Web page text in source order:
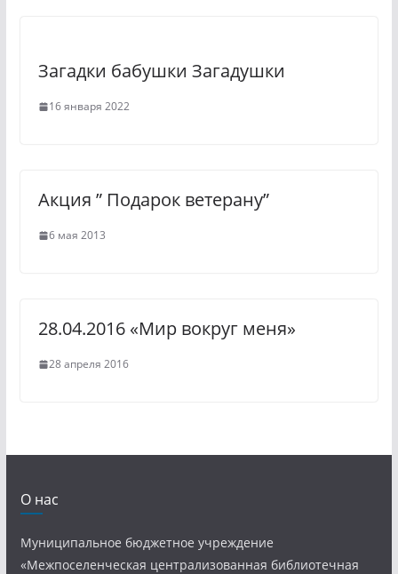
i
k
Загадки бабушки Загадушки
16 января 2022
Акция ” Подарок ветерану”
6 мая 2013
28.04.2016 «Мир вокруг меня»
28 апреля 2016
О нас
Муниципальное бюджетное учреждение
«Межпоселенческая централизованная библиотечная